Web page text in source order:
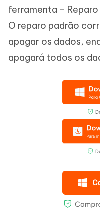
ferramenta –
O reparo padrão
apagar os dados,
apagará todos os